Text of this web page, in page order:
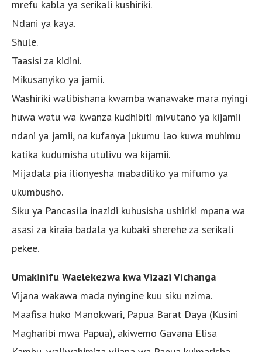
mrefu kabla ya serikali kushiriki.
Ndani ya kaya.
Shule.
Taasisi za kidini.
Mikusanyiko ya jamii.
Washiriki walibishana kwamba wanawake mara nyingi
huwa watu wa kwanza kudhibiti mivutano ya kijamii
ndani ya jamii, na kufanya jukumu lao kuwa muhimu
katika kudumisha utulivu wa kijamii.
Mijadala pia ilionyesha mabadiliko ya mifumo ya
ukumbusho.
Siku ya Pancasila inazidi kuhusisha ushiriki mpana wa
asasi za kiraia badala ya kubaki sherehe za serikali
pekee.
Umakinifu Waelekezwa kwa Vizazi Vichanga
Vijana wakawa mada nyingine kuu siku nzima.
Maafisa huko Manokwari, Papua Barat Daya (Kusini
Magharibi mwa Papua), akiwemo Gavana Elisa